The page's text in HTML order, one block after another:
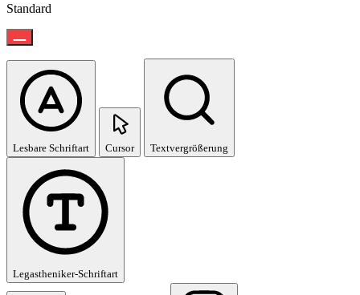
Standard
Lesbare Schriftart Cursor Textvergrößerung
Legastheniker-Schriftart